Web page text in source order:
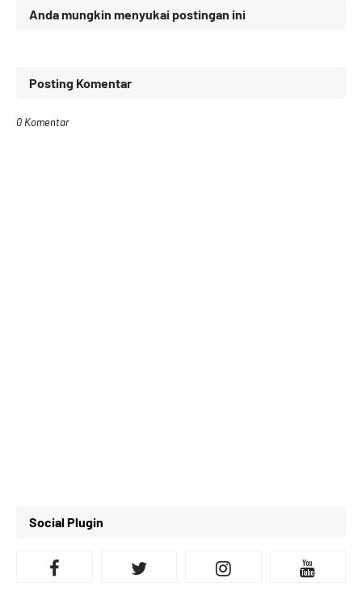
Anda mungkin menyukai postingan ini
Posting Komentar
0 Komentar
Social Plugin